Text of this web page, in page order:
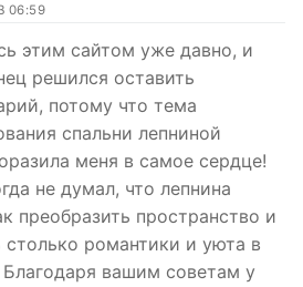
06:59
этим сайтом уже давно, и
решился оставить
потому что тема
спальни лепниной
меня в самое сердце!
не думал, что лепнина
преобразить пространство и
столько романтики и уюта в
вашим советам у